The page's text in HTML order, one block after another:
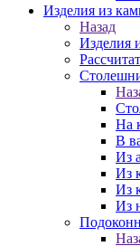
Изделия из
Назад
Изделия
На
В
Из
Из
Из
Из